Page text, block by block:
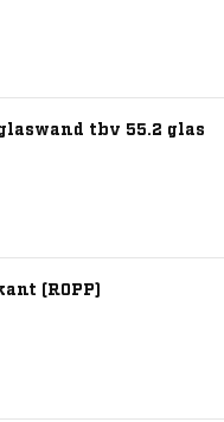
tbv 55.2 glas
(ROPP)